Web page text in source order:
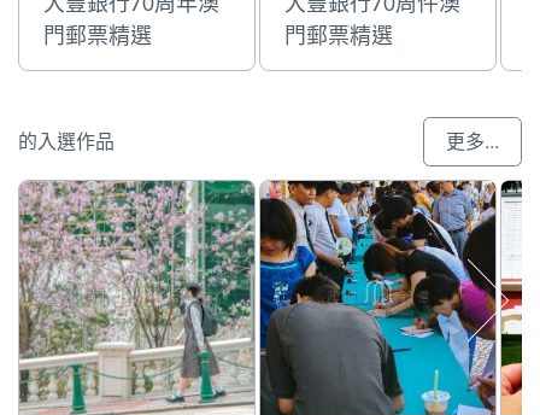
門郵票精選
門郵票精選
的入選作品 更多...